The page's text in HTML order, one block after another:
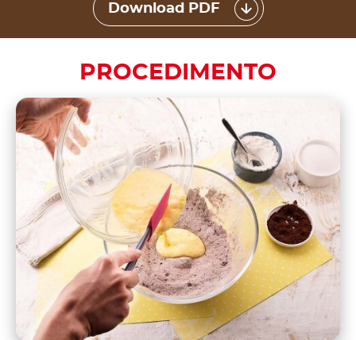
Download PDF
PROCEDIMENTO